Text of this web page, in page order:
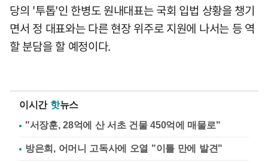
당의 '투톱'인 한병도 원내대표는 국회 입법 상황을 챙기
면서 정 대표와는 다른 현장 위주로 지원에 나서는 등 역
할 분담을 할 예정이다.
이시간 핫뉴스
"서장훈, 28억에 산 서초 건물 450억에 매물로"
방은희, 어머니 고독사에 오열 "이틀 만에 발견"